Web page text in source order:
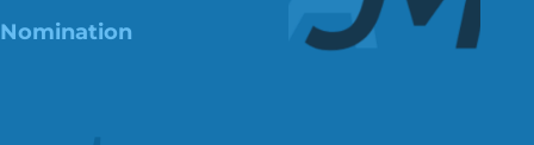
Nomination